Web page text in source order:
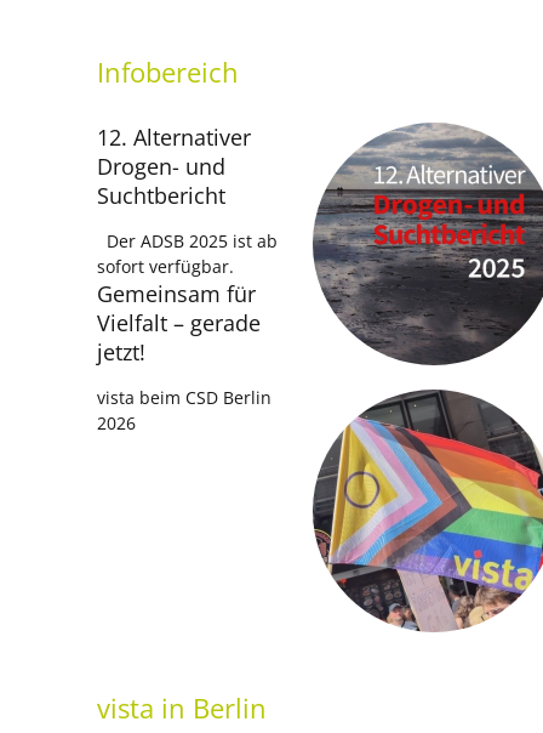
Infobereich
12. Alternativer
Drogen- und
Suchtbericht
Der ADSB 2025 ist ab
sofort verfügbar.
Gemeinsam für
Vielfalt – gerade
jetzt!
vista beim CSD Berlin
2026
vista in Berlin